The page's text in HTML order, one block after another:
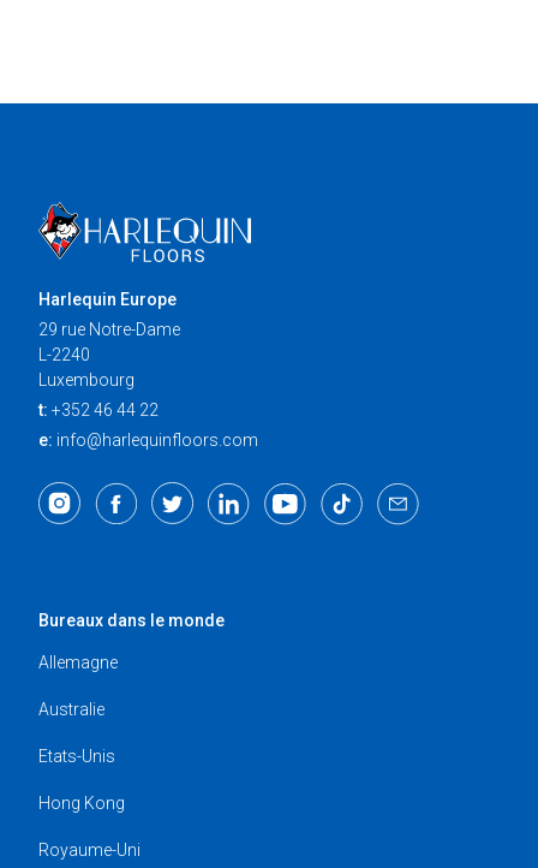
Harlequin Europe
29 rue Notre-Dame
L-2240
Luxembourg
t: +352 46 44 22
e: info@harlequinfloors.com
Bureaux dans le monde
Allemagne
Australie
Etats-Unis
Hong Kong
Royaume-Uni